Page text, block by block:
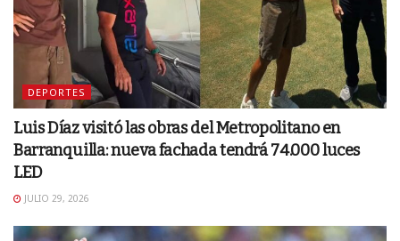
DEPORTES
Luis Díaz visitó las obras del Metropolitano en
Barranquilla: nueva fachada tendrá 74.000 luces
LED
JULIO 29, 2026